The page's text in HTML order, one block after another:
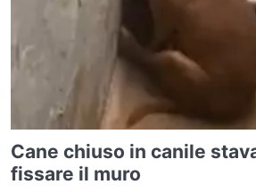
Cane chiuso in canile
fissare il muro